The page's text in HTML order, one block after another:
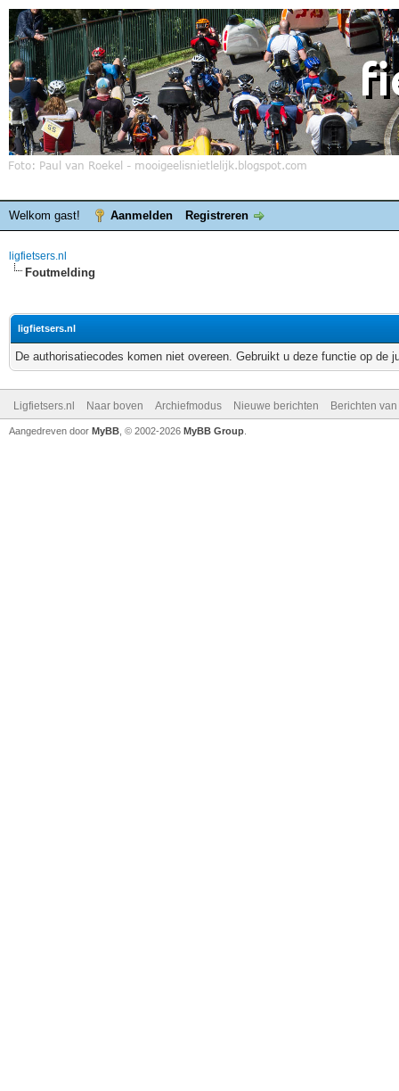
Welkom gast! Aanmelden Registreren
ligfietsers.nl
Foutmelding
ligfietsers.nl
De authorisatiecodes komen niet overeen. Gebruikt u deze functie op de
Ligfietsers.nl Naar boven Archiefmodus Nieuwe berichten Berichten
Aangedreven door MyBB , © 2002-2026 MyBB Group